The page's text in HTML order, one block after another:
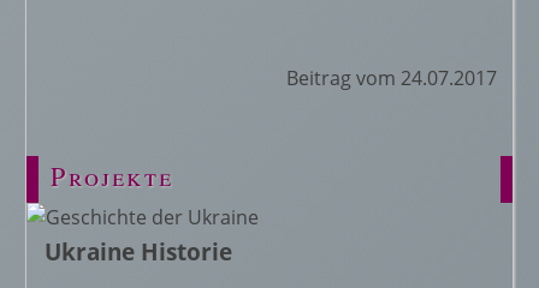
Beitrag vom 24.07.2017
Projekte
Ukraine Historie